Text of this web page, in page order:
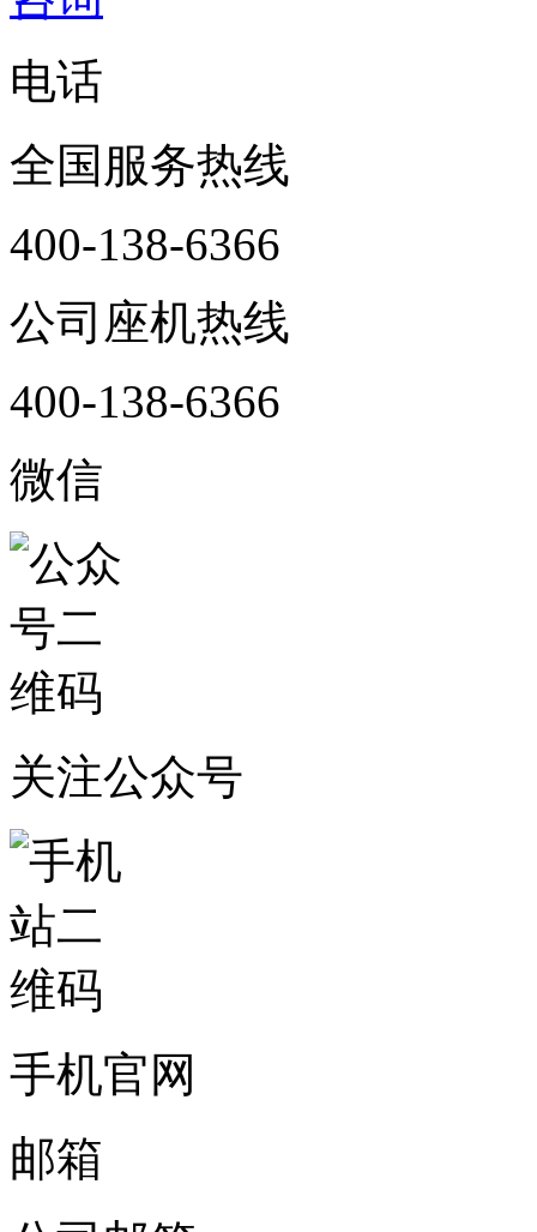
电话
全国服务热线
400-138-6366
公司座机热线
400-138-6366
微信
关注公众号
手机官网
邮箱